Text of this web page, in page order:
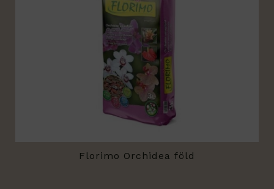
Florimo Orchidea föld